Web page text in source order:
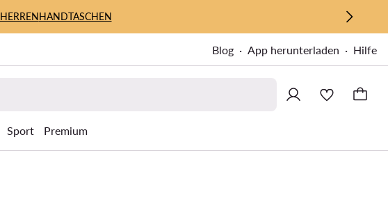
HERRENHANDTASCHEN
Blog App herunterladen Hilfe
Sport Premium